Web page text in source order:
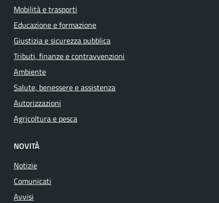
Mobilità e trasporti
Educazione e formazione
Giustizia e sicurezza pubblica
Tributi, finanze e contravvenzioni
Ambiente
Salute, benessere e assistenza
Autorizzazioni
Agricoltura e pesca
NOVITÀ
Notizie
Comunicati
Avvisi